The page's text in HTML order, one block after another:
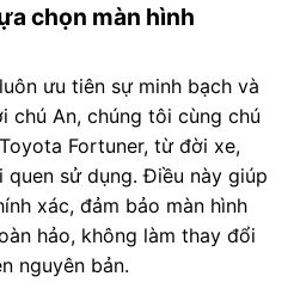
chọn màn hình
ưu tiên sự minh bạch và
chú An, chúng tôi cùng chú
Fortuner, từ đời xe,
quen sử dụng. Điều này giúp
xác, đảm bảo màn hình
hảo, không làm thay đổi
nguyên bản.